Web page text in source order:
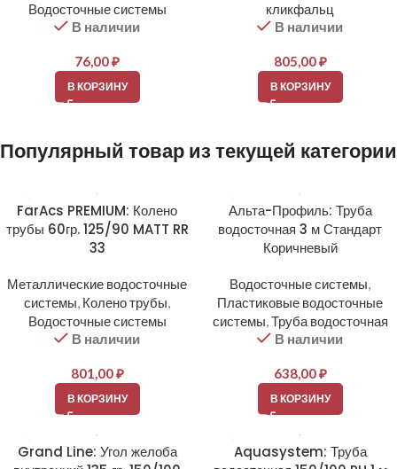
Водосточные системы
В наличии
76,00₽
В КОРЗИНУ
кликфальц
В наличии
805,00₽
В КОРЗИНУ
Популярный товар из текущей категории
FarAcs PREMIUM: Колено
трубы 60гр. 125/90 MATT RR
33
Металлические водосточные
системы, Колено трубы,
Водосточные системы
В наличии
801,00₽
В КОРЗИНУ
Альта-Профиль: Труба
водосточная 3 м Стандарт
Коричневый
Водосточные системы,
Пластиковые водосточные
системы,Труба водосточная
В наличии
638,00₽
В КОРЗИНУ
Grand Line: Угол желоба
Aquasystem: Труба